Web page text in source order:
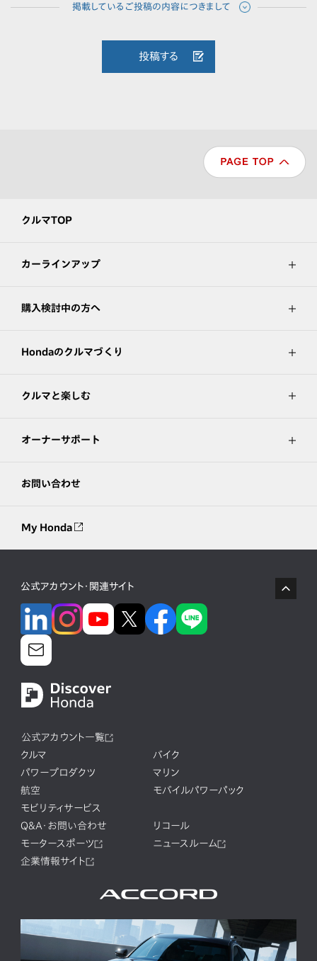
投稿する
クルマTOP
カーラインアップ
購入検討中の方へ
Hondaのクルマづくり
クルマと楽しむ
オーナーサポート
お問い合わせ
My Honda
公式アカウント・関連サイト
公式アカウント一覧
クルマ
バイク
パワープロダクツ
マリン
航空
モバイルパワーパック
モビリティサービス
Q&A・お問い合わせ
リコール
モータースポーツ
ニュースルーム
企業情報サイト